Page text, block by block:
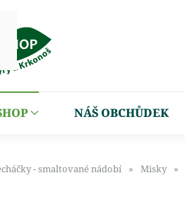
NÁŠ OBCHŮDEK
- smaltované nádobí Misky